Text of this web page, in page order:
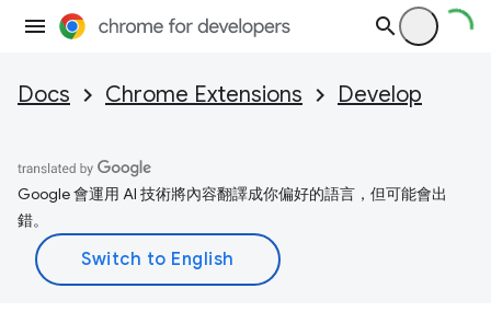
Docs Chrome Extensions Develop
Google 會運用 AI 技術將內容翻譯成你偏好的語言，但可能會出
錯。